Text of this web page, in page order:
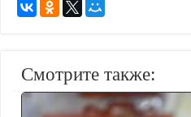
Смотрите также: